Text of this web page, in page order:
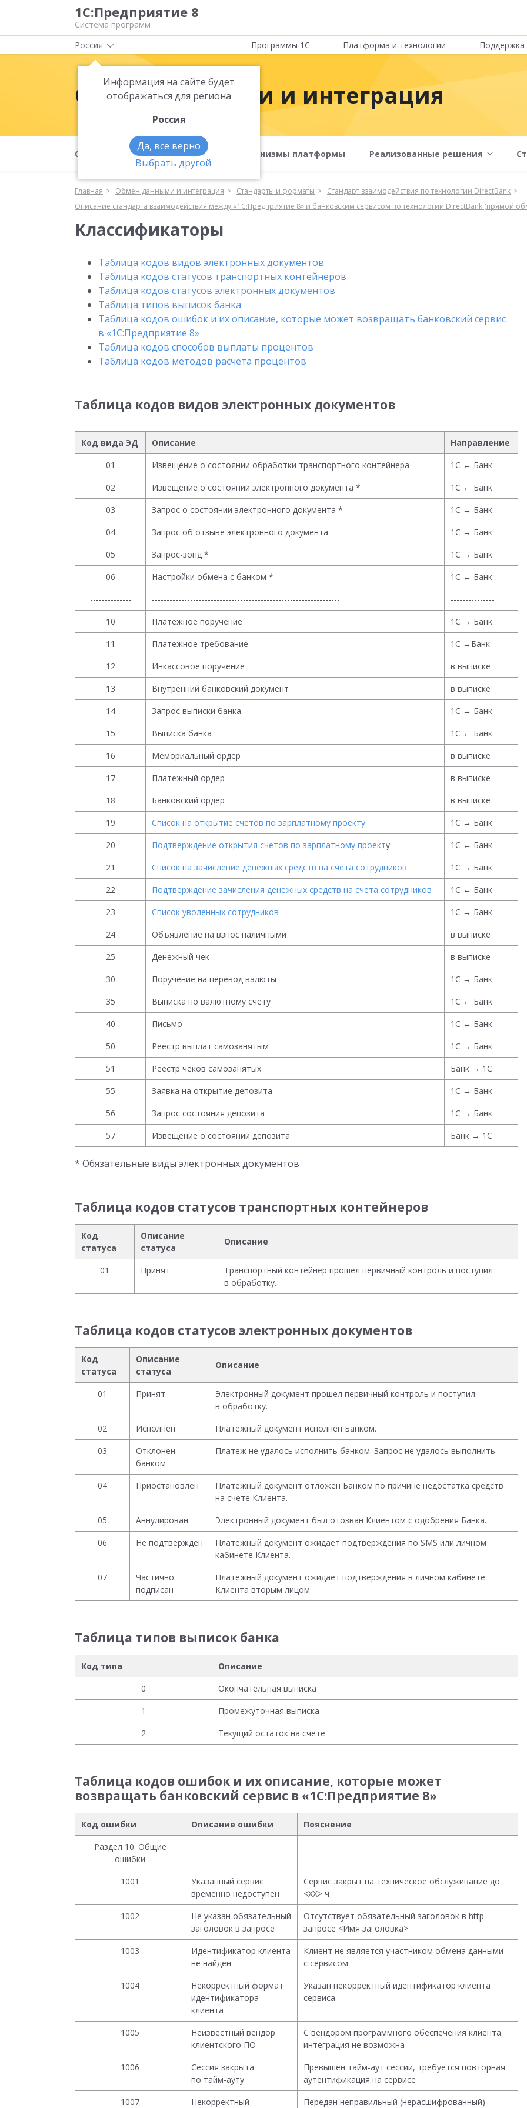
1С:Предприятие 8
Система программ
Россия
Информация на сайте будет
отображаться для региона
Россия
Да, все верно
Выбрать другой
Программы 1С Платформа и технологии Поддержка
Обмен данными и интеграция
Обмен данными и интеграция Механизмы платформы Реализованные решения
Главная Обмен данными и интеграция Стандарты и форматы
Стандарт взаимодействия по технологии DirectBank
Описание стандарта взаимодействия между «1С:Предприятие 8» и банковским сервисом по технологии DirectBank (прямой
Классификаторы
Таблица кодов видов электронных документов
Таблица кодов статусов транспортных контейнеров
Таблица кодов статусов электронных документов
Таблица типов выписок банка
Таблица кодов ошибок и их описание, которые может возвращать банковский сервис
в «1С:Предприятие 8»
Таблица кодов способов выплаты процентов
Таблица кодов методов расчета процентов
Таблица кодов видов электронных документов
Код вида ЭД Описание
Направление
01
Извещение о состоянии обработки транспортного контейнера
1С ← Банк
02
Извещение о состоянии электронного документа *
1С ← Банк
03
Запрос о состоянии электронного документа *
1С → Банк
04
Запрос об отзыве электронного документа
1С → Банк
05
Запрос-зонд *
1С → Банк
06
Настройки обмена с банком *
1С ← Банк
--------------
----------------------------------------------------------------
---------------
10
Платежное поручение
1С → Банк
11
Платежное требование
1С →Банк
12
Инкассовое поручение
в выписке
13
Внутренний банковский документ
в выписке
14
Запрос выписки банка
1С → Банк
15
Выписка банка
1С ← Банк
16
Мемориальный ордер
в выписке
17
Платежный ордер
в выписке
18
Банковский ордер
в выписке
19
Список на открытие счетов по зарплатному проекту
1С → Банк
20
Подтверждение открытия счетов по зарплатному проекту
1С ← Банк
21
Список на зачисление денежных средств на счета сотрудников
1С → Банк
22
Подтверждение зачисления денежных средств на счета сотрудников
1С ← Банк
23
Список уволенных сотрудников
1С → Банк
24
Объявление на взнос наличными
в выписке
25
Денежный чек
в выписке
30
Поручение на перевод валюты
1С → Банк
35
Выписка по валютному счету
1С ← Банк
40
Письмо
1С ↔ Банк
50
Реестр выплат самозанятым
1С → Банк
51
Реестр чеков самозанятых
Банк → 1С
55
Заявка на открытие депозита
1С → Банк
56
Запрос состояния депозита
1С → Банк
57
Извещение о состоянии депозита Банк → 1C
* Обязательные виды электронных документов
Таблица кодов статусов транспортных контейнеров
Код
статуса
Описание
статуса
Описание
01 Принят
Транспортный контейнер прошел первичный контроль и поступил
в обработку.
Таблица кодов статусов электронных документов
Код
статуса
Описание
статуса
Описание
01 Принят
Электронный документ прошел первичный контроль и поступил
в обработку.
02
Исполнен
Платежный документ исполнен Банком.
03
Отклонен
банком
Платеж не удалось исполнить банком. Запрос не удалось выполнить.
04 Приостановлен
Платежный документ отложен Банком по причине недостатка средств
на счете Клиента.
05
Аннулирован
Электронный документ был отозван Клиентом с одобрения Банка.
06
Не подтвержден
Платежный документ ожидает подтверждения по SMS или личном
кабинете Клиента.
07
Частично
подписан
Платежный документ ожидает подтверждения в личном кабинете
Клиента вторым лицом
Таблица типов выписок банка
Код типа
Описание
0
Окончательная выписка
1
Промежуточная выписка
2
Текущий остаток на счете
Таблица кодов ошибок и их описание, которые может
возвращать банковский сервис в «1С:Предприятие 8»
Код ошибки Описание ошибки
Пояснение
Раздел 10. Общие
ошибки
1001
Указанный сервис
временно недоступен
Сервис закрыт на техническое обслуживание до
<ХХ> ч
1002
Не указан обязательный
заголовок в запросе
Отсутствует обязательный заголовок в http-
запросе <Имя заголовка>
1003
Идентификатор клиента
не найден
Клиент не является участником обмена данными
с сервисом
1004
Некорректный формат
идентификатора
клиента
Указан некорректный идентификатор клиента
сервиса
1005
Неизвестный вендор
клиентского ПО
С вендором программного обеспечения клиента
интеграция не возможна
1006
Сессия закрыта
по тайм-ауту
Превышен тайм-аут сессии, требуется повторная
аутентификация на сервисе
1007
Некорректный Передан неправильный (нерасшифрованный)